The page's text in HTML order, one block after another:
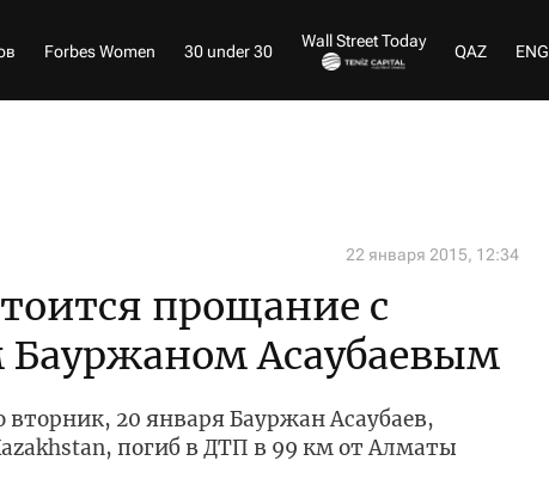
Forbes Women 30 under 30
Wall Street Today
QAZ ENG
22 января 2015, 12:34
прощание с
Бауржаном Асаубаевым
вторник, 20 января Бауржан Асаубаев,
погиб в ДТП в 99 км от Алматы